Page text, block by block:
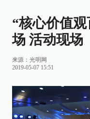
“核心价值
场 活动现场
来源： 光明网
2019-05-07 15:51